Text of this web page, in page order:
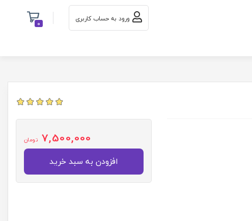
ورود به حساب کاربری 0
7,500,000 تومان
افزودن به سبد خرید